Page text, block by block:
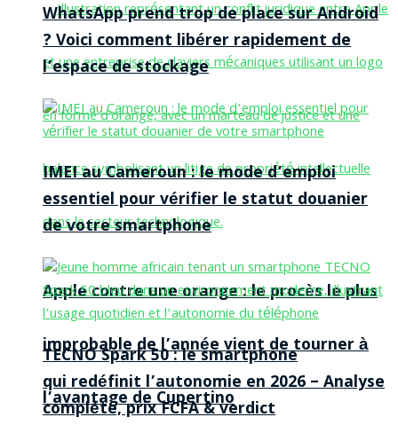
Apple contre une orange : le procès le plus
improbable de l’année vient de tourner à
l’avantage de Cupertino
WhatsApp prend trop de place sur Android
? Voici comment libérer rapidement de
l’espace de stockage
IMEI au Cameroun : le mode d’emploi
essentiel pour vérifier le statut douanier
de votre smartphone
TECNO Spark 50 : le smartphone
qui redéfinit l’autonomie en 2026 – Analyse
complète, prix FCFA & verdict